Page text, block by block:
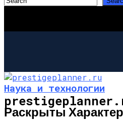
Наука и технологии
Раскрыты